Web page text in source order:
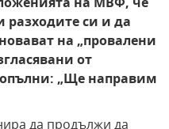
разходите си и да
на „провалени
от
„Ще направим
да продължи да